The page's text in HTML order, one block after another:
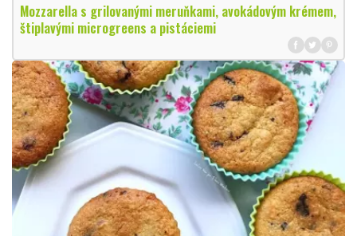
Mozzarella s grilovanými meruňkami, avokádovým krémem,
štiplavými microgreens a pistáciemi